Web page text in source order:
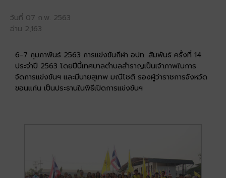
วันที่ 07 ก.พ. 2563
อ่าน 2,163
6-7 กุมภาพันธ์ 2563 การแข่งขันกีฬา อปท. สัมพันธ์ ครั้งที่ 14
ประจำปี 2563 โดยปีนี้เทศบาลตำบลสำราญเป็นเจ้าภาพในการ
จัดการแข่งขันฯ และมีนายสุเทพ มณีโชติ รองผู้ว่าราชการจังหวัด
ขอนแก่น เป็นประธานในพิธีเปิดการแข่งขันฯ